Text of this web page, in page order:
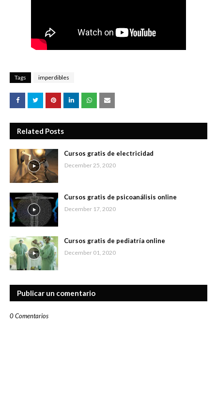
Tags imperdibles
Related Posts
Cursos gratis de electricidad
December 25, 2020
Cursos gratis de psicoanálisis online
December 17, 2020
Cursos gratis de pediatría online
December 01, 2020
Publicar un comentario
0 Comentarios